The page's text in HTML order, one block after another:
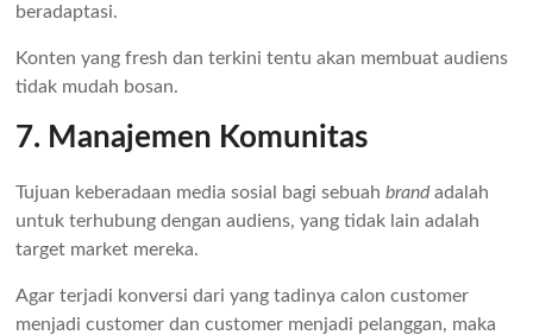
beradaptasi.
Konten yang fresh dan terkini tentu akan membuat audiens
tidak mudah bosan.
7. Manajemen Komunitas
Tujuan keberadaan media sosial bagi sebuahbrandadalah
untuk terhubung dengan audiens, yang tidak lain adalah
target market mereka.
Agar terjadi konversi dari yang tadinya calon customer
menjadi customer dan customer menjadi pelanggan, maka